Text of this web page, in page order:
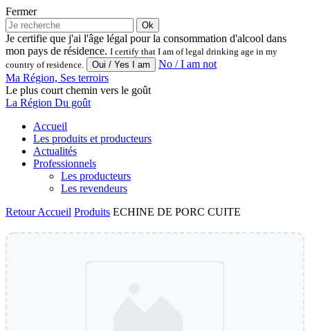
Fermer
Ok
Je certifie que j'ai l'âge légal pour la consommation d'alcool dans
mon pays de résidence. I certify that I am of legal drinking age in my
country of residence.
No / I am not
Ma Région, Ses terroirs
Le plus court chemin vers le goût
La Région Du goût
Accueil
Les produits et producteurs
Actualités
Professionnels
Les producteurs
Les revendeurs
RetourAccueil Produits ECHINE DE PORC CUITE